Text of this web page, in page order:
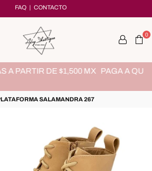
FAQ | CONTACTO
0
CON KUESKYPAY, SIN TARJETA
SALAMANDRA 267